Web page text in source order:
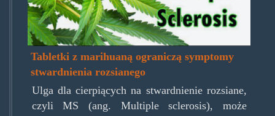
Tabletki z marihuaną ograniczą symptomy
stwardnienia rozsianego
Ulga dla cierpiących na stwardnienie rozsiane,
czyli MS (ang. Multiple sclerosis), może